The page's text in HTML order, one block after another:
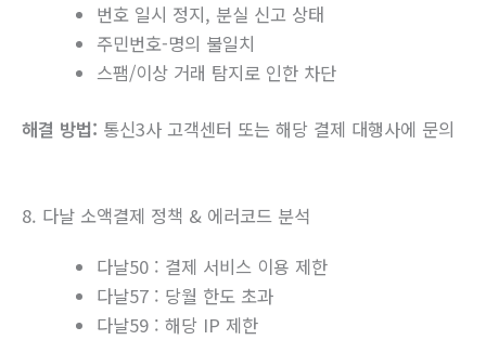
번호 일시 정지, 분실 신고 상태
주민번호-명의 불일치
스팸/이상 거래 탐지로 인한 차단
해결 방법: 통신3사 고객센터 또는 해당 결제 대행사에 문의
8. 다날 소액결제 정책 & 에러코드 분석
다날50 : 결제 서비스 이용 제한
다날57 : 당월 한도 초과
다날59 : 해당 IP 제한